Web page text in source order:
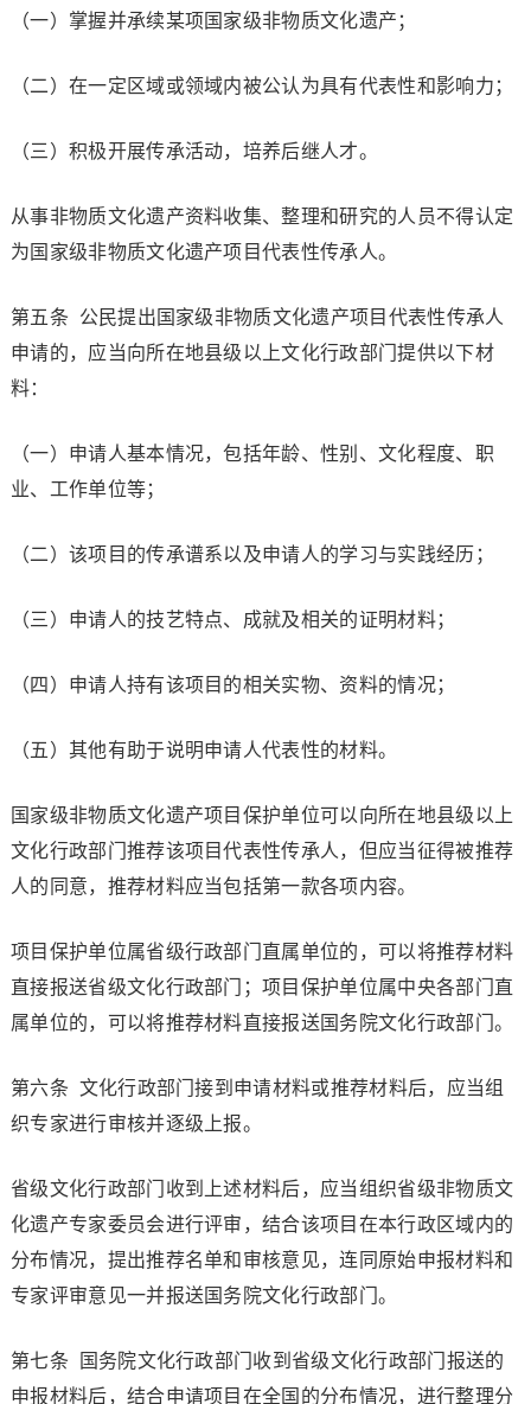
（一）掌握并承续某项国家级非物质文化遗产；
（二）在一定区域或领域内被公认为具有代表性和影响力；
（三）积极开展传承活动，培养后继人才。
从事非物质文化遗产资料收集、整理和研究的人员不得认定
为国家级非物质文化遗产项目代表性传承人。
第五条 公民提出国家级非物质文化遗产项目代表性传承人
申请的，应当向所在地县级以上文化行政部门提供以下材
料：
（一）申请人基本情况，包括年龄、性别、文化程度、职
业、工作单位等；
（二）该项目的传承谱系以及申请人的学习与实践经历；
（三）申请人的技艺特点、成就及相关的证明材料；
（四）申请人持有该项目的相关实物、资料的情况；
（五）其他有助于说明申请人代表性的材料。
国家级非物质文化遗产项目保护单位可以向所在地县级以上
文化行政部门推荐该项目代表性传承人，但应当征得被推荐
人的同意，推荐材料应当包括第一款各项内容。
项目保护单位属省级行政部门直属单位的，可以将推荐材料
直接报送省级文化行政部门；项目保护单位属中央各部门直
属单位的，可以将推荐材料直接报送国务院文化行政部门。
第六条 文化行政部门接到申请材料或推荐材料后，应当组
织专家进行审核并逐级上报。
省级文化行政部门收到上述材料后，应当组织省级非物质文
化遗产专家委员会进行评审，结合该项目在本行政区域内的
分布情况，提出推荐名单和审核意见，连同原始申报材料和
专家评审意见一并报送国务院文化行政部门。
第七条 国务院文化行政部门收到省级文化行政部门报送的
申报材料后，结合申请项目在全国的分布情况，进行整理分